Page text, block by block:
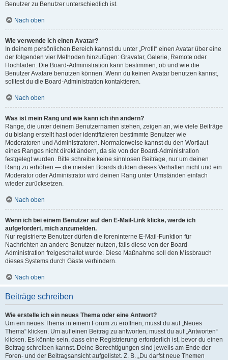
Benutzer zu Benutzer unterschiedlich ist.
Nach oben
Wie verwende ich einen Avatar?
In deinem persönlichen Bereich kannst du unter „Profil“ einen Avatar über eine
der folgenden vier Methoden hinzufügen: Gravatar, Galerie, Remote oder
Hochladen. Die Board-Administration kann bestimmen, ob und wie die
Benutzer Avatare benutzen können. Wenn du keinen Avatar benutzen kannst,
solltest du die Board-Administration kontaktieren.
Nach oben
Was ist mein Rang und wie kann ich ihn ändern?
Ränge, die unter deinem Benutzernamen stehen, zeigen an, wie viele Beiträge
du bislang erstellt hast oder identifizieren bestimmte Benutzer wie
Moderatoren und Administratoren. Normalerweise kannst du den Wortlaut
eines Ranges nicht direkt ändern, da sie von der Board-Administration
festgelegt wurden. Bitte schreibe keine sinnlosen Beiträge, nur um deinen
Rang zu erhöhen — die meisten Boards dulden dieses Verhalten nicht und ein
Moderator oder Administrator wird deinen Rang unter Umständen einfach
wieder zurücksetzen.
Nach oben
Wenn ich bei einem Benutzer auf den E-Mail-Link klicke, werde ich
aufgefordert, mich anzumelden.
Nur registrierte Benutzer dürfen die foreninterne E-Mail-Funktion für
Nachrichten an andere Benutzer nutzen, falls diese von der Board-
Administration freigeschaltet wurde. Diese Maßnahme soll den Missbrauch
dieses Systems durch Gäste verhindern.
Nach oben
Beiträge schreiben
Wie erstelle ich ein neues Thema oder eine Antwort?
Um ein neues Thema in einem Forum zu eröffnen, musst du auf „Neues
Thema“ klicken. Um auf einen Beitrag zu antworten, musst du auf „Antworten“
klicken. Es könnte sein, dass eine Registrierung erforderlich ist, bevor du einen
Beitrag schreiben kannst. Deine Berechtigungen sind jeweils am Ende der
Foren- und der Beitragsansicht aufgelistet. Z. B. „Du darfst neue Themen